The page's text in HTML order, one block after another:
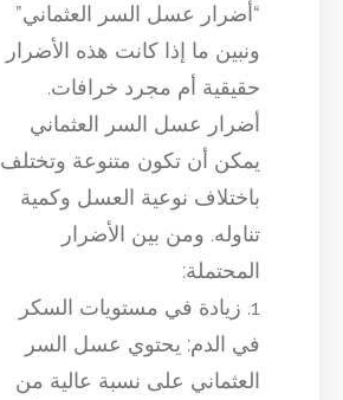
“أضرار عسل السر العثماني”
ونبين ما إذا كانت هذه الأضرار
حقيقية أم مجرد خرافات.
أضرار عسل السر العثماني
يمكن أن تكون متنوعة وتختلف
باختلاف نوعية العسل وكمية
تناوله. ومن بين الأضرار
المحتملة:
1. زيادة في مستويات السكر
في الدم: يحتوي عسل السر
العثماني على نسبة عالية من